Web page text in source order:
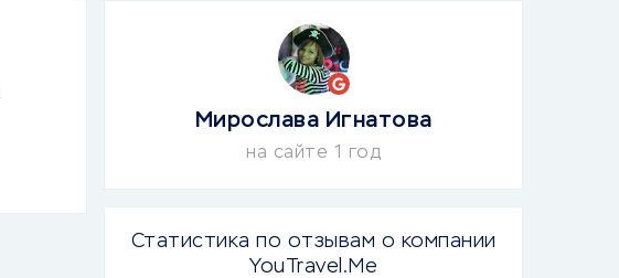
Мирослава Игнатова
на сайте 1 год
Статистика по отзывам о компании
YouTravel.Me